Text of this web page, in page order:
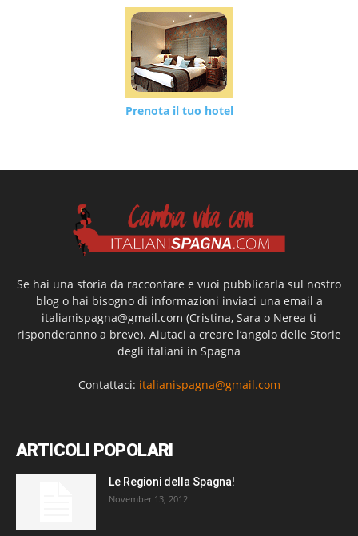
Prenota il tuo hotel
Se hai una storia da raccontare e vuoi pubblicarla sul nostro
blog o hai bisogno di informazioni inviaci una email a
italianispagna@gmail.com (Cristina, Sara o Nerea ti
risponderanno a breve). Aiutaci a creare l’angolo delle Storie
degli italiani in Spagna
Contattaci: italianispagna@gmail.com
ARTICOLI POPOLARI
Le Regioni della Spagna!
November 13, 2012